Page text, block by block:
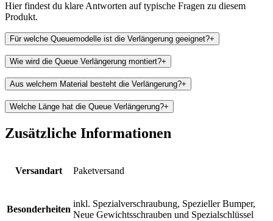
Hier findest du klare Antworten auf typische Fragen zu diesem
Produkt.
Für welche Queuemodelle ist die Verlängerung geeignet?+
Wie wird die Queue Verlängerung montiert?+
Aus welchem Material besteht die Verlängerung?+
Welche Länge hat die Queue Verlängerung?+
Zusätzliche Informationen
Versandart Paketversand
Besonderheiten
inkl. Spezialverschraubung, Spezieller Bumper,
Neue Gewichtsschrauben und Spezialschlüssel